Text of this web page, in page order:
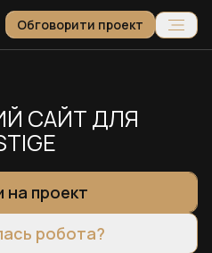
Обговорити проект
САЙТ ДЛЯ
на проект
робота?